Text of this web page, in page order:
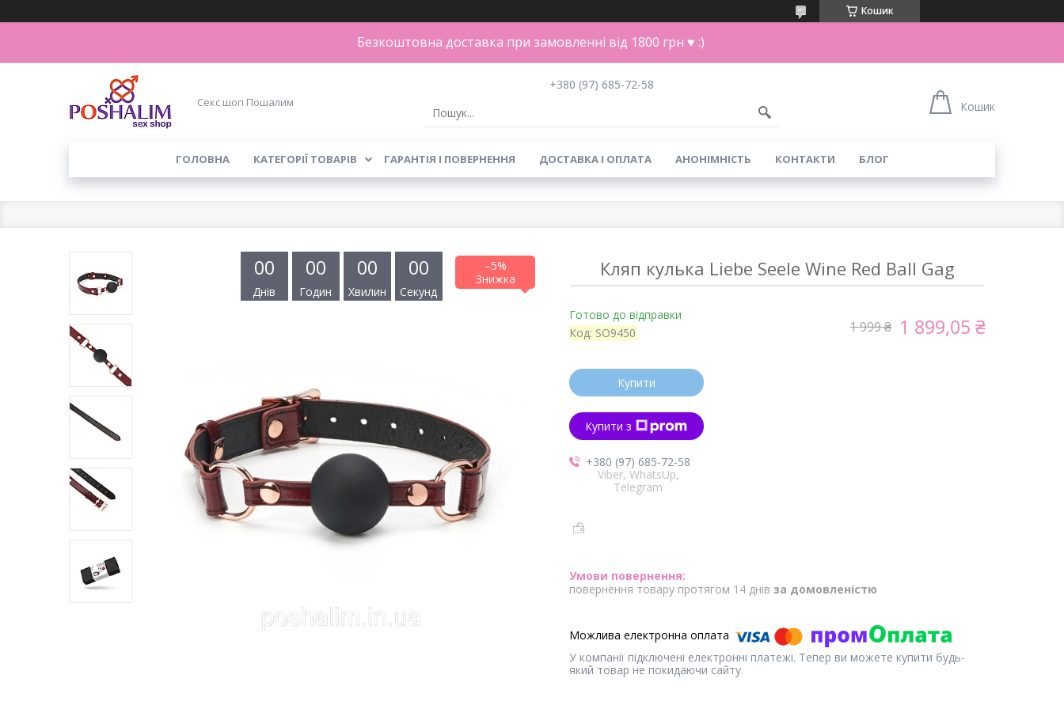
Кошик
Безкоштовна доставка при замовленні від 1800 грн ♥ :)
Секс шоп Пошалим
+380 (97) 685-72-58
Кошик
ГОЛОВНА КАТЕГОРІЇ ТОВАРІВ ГАРАНТІЯ І ПОВЕРНЕННЯ ДОСТАВКА І ОПЛАТА АНОНІМНІСТЬ КОНТАКТИ БЛОГ
–5%
00
Днів
00
Годин
00
Хвилин
00
Секунд
Кляп кулька Liebe Seele Wine Red Ball Gag
Готово до відправки
Код: SO9450 1 999 ₴ 1 899,05 ₴
Купити
Купити з
+380 (97) 685-72-58
Viber, WhatsUp,
Telegram
повернення товару протягом 14 днів за домовленістю
У компанії підключені електронні платежі. Тепер ви можете купити будь-
який товар не покидаючи сайту.